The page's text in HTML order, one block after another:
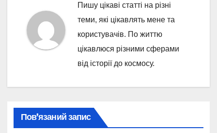
Пишу цікаві статті на різні
теми, які цікавлять мене та
користувачів. По життю
цікавлюся різними сферами
від історії до космосу.
Пов’язаний запис